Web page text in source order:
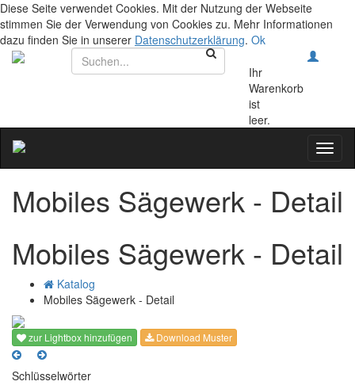
Diese Seite verwendet Cookies. Mit der Nutzung der Webseite
stimmen Sie der Verwendung von Cookies zu. Mehr Informationen
dazu finden Sie in unserer Datenschutzerklärung. Ok
Ihr
Warenkorb
ist
leer.
Mobiles Sägewerk - Detail
Mobiles Sägewerk - Detail
Katalog
Mobiles Sägewerk - Detail
zur Lightbox hinzufügen Download Muster
Schlüsselwörter